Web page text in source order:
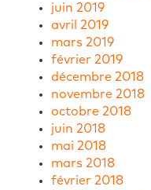
juin 2019
avril 2019
mars 2019
février 2019
décembre 2018
novembre 2018
octobre 2018
juin 2018
mai 2018
mars 2018
février 2018